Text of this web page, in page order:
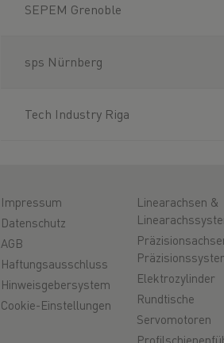
SEPEM Grenoble
sps Nürnberg
Tech Industry Riga
Impressum
Datenschutz
AGB
Haftungsausschluss
Hinweisgebersystem
Cookie-Einstellungen
Linearachsen &
Elektrozylinder
Rundtische
Servomotoren